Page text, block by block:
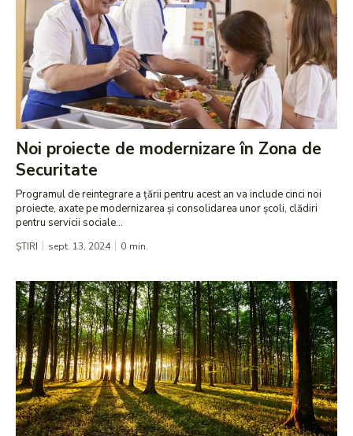
Noi proiecte de modernizare în Zona de
Securitate
Programul de reintegrare a țării pentru acest an va include cinci noi
proiecte, axate pe modernizarea și consolidarea unor școli, clădiri
pentru servicii sociale...
ȘTIRI sept. 13, 2024 0 min.